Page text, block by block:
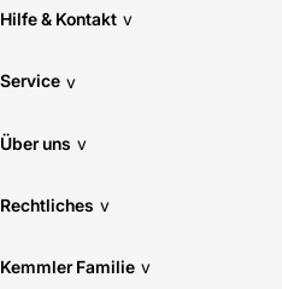
Hilfe & Kontakt v
Service v
Über uns v
Rechtliches v
Kemmler Familie v